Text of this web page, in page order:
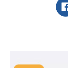
末に、なんとカ
むしろカーテン
猫の愛らしいお